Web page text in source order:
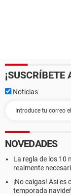
¡SUSCRÍBETE
Noticias
NOVEDADES
La regla de los 10
realmente
¡No caigas! Así
temporada